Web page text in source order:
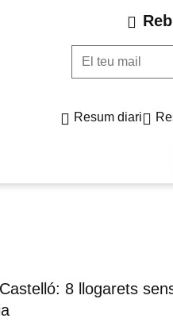
El teu mail
Resum diari
8 llogarets